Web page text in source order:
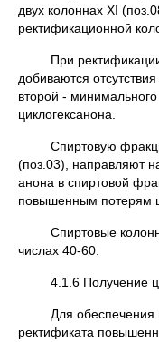
двух колоннах ХI
ректификационной
При ректификации
добиваются
второй -
циклогексанона.
Спиртовую
(поз.03), направляют
анона в спиртовой
повышенным потерям
Спиртовые колонны
числах 40-60.
4.1.6 Получение
Для обеспечения
ректификата